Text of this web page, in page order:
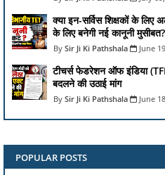
क्या इन-सर्विस शिक्षकों के लिए
के लिए बनेगी नई कानूनी मुसीबत?
Sir Ji Ki Pathshala June
टीचर्स फेडरेशन ऑफ इंडिया
बदलने की उठाई मांग
Sir Ji Ki Pathshala June
POPULAR POSTS